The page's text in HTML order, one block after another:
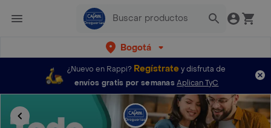
Bogotá
¿Nuevo en Rappi? Regístratey disfruta de
envíos gratis por semanas Aplican TyC